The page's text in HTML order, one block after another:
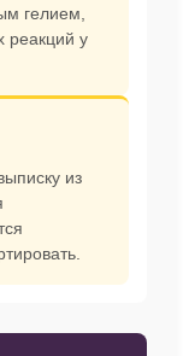
гелием,
реакций у
из